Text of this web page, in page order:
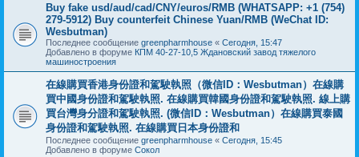
Buy fake usd/aud/cad/CNY/euros/RMB (WHATSAPP: +1 (754)
279-5912) Buy counterfeit Chinese Yuan/RMB (WeChat ID:
Wesbutman)
Последнее сообщение greenpharmhouse « Сегодня, 15:47
Добавлено в форуме КПМ 40-27-10,5 Ждановский завод тяжелого
машиностроения
在線購買香港身份證和駕駛執照（微信ID：Wesbutman）在線購
買中國身份證和駕駛執照. 在線購買韓國身份證和駕駛執照. 線上購
買台灣身分證和駕駛執照. (微信ID：Wesbutman）在線購買泰國
身份證和駕駛執照. 在線購買日本身份證和
Последнее сообщение greenpharmhouse « Сегодня, 15:45
Добавлено в форуме Сокол